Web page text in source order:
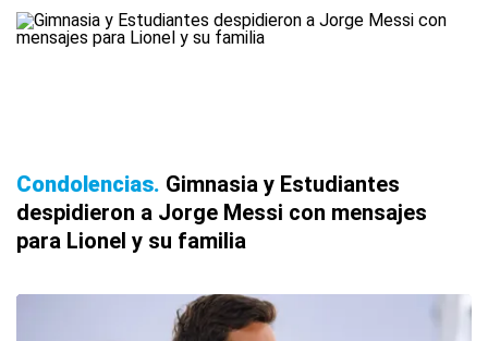
Condolencias Gimnasia y Estudiantes
despidieron a Jorge Messi con mensajes
para Lionel y su familia